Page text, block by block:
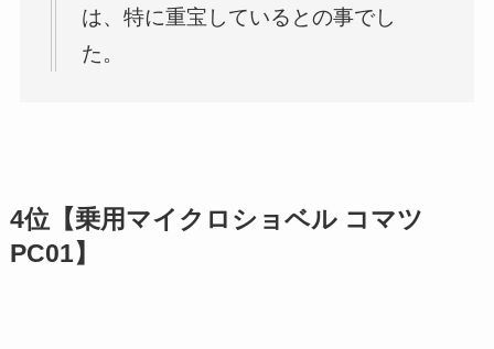
は、特に重宝しているとの事でし
た。
4位【乗用マイクロショベル コマツ
PC01】